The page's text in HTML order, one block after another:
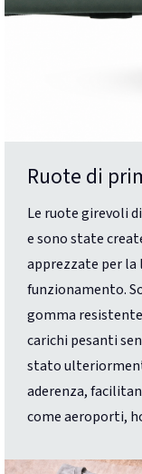
Ruote di
Le ruote girevoli
e sono state
apprezzate per la
funzionamento.
gomma
carichi pesanti
stato
aderenza,
come aeroporti,